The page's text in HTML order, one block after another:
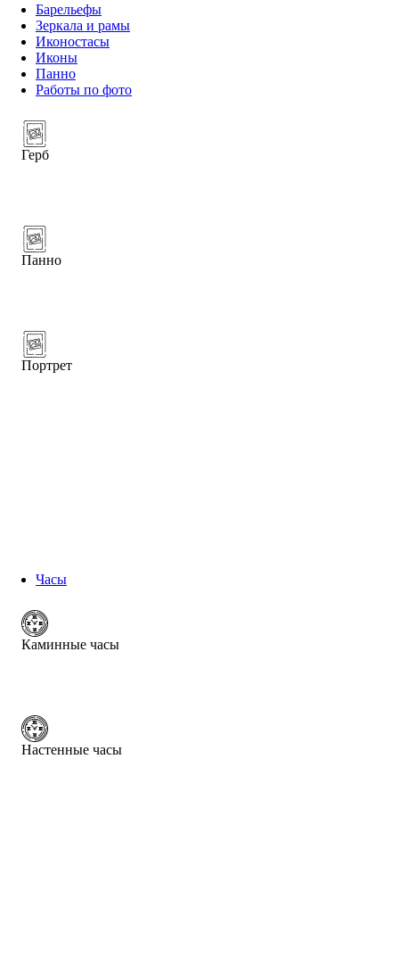
Барельефы
Зеркала и рамы
Иконостасы
Иконы
Панно
Работы по фото
Герб
Панно
Портрет
Часы
Каминные часы
Настенные часы